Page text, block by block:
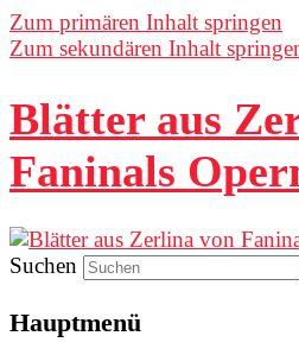
Zum primären Inhalt springen
Zum sekundären Inhalt
Blätter aus
Faninals
Suchen
Hauptmenü